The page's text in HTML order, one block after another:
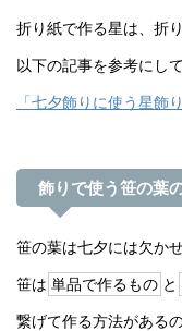
折り紙で作る星は、折
以下の記事を参考にし
「七夕飾りに使う星飾
飾りで使う笹の葉
笹の葉は七夕には欠か
笹は 単品で作るもの と
繋げて作る方法がある